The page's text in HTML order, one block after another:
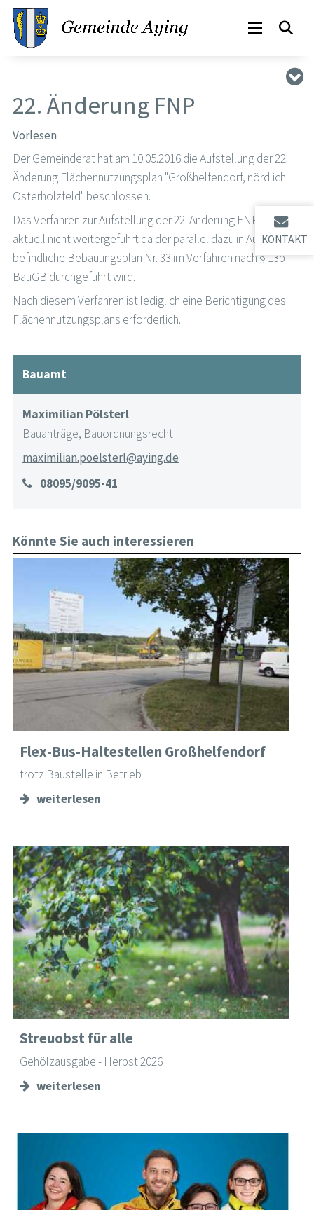
KONTAKT
22. Änderung FNP
Vorlesen
Der Gemeinderat hat am 10.05.2016 die Aufstellung der 22.
Änderung Flächennutzungsplan "Großhelfendorf, nördlich
Osterholzfeld" beschlossen.
Das Verfahren zur Aufstellung der 22. Änderung FNP wird
aktuell nicht weitergeführt da der parallel dazu in Aufstellung
befindliche Bebauungsplan Nr. 33 im Verfahren nach § 13b
BauGB durchgeführt wird.
Nach diesem Verfahren ist lediglich eine Berichtigung des
Flächennutzungsplans erforderlich.
Bauamt
Maximilian Pölsterl
Bauanträge, Bauordnungsrecht
maximilian.poelsterl@aying.de
08095/9095-41
Könnte Sie auch interessieren
Flex-Bus-Haltestellen Großhelfendorf
trotz Baustelle in Betrieb
weiterlesen
Streuobst für alle
Gehölzausgabe - Herbst 2026
weiterlesen